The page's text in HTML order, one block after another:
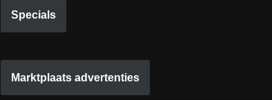
Specials
Marktplaats advertenties